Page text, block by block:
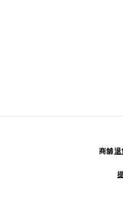
商舖退